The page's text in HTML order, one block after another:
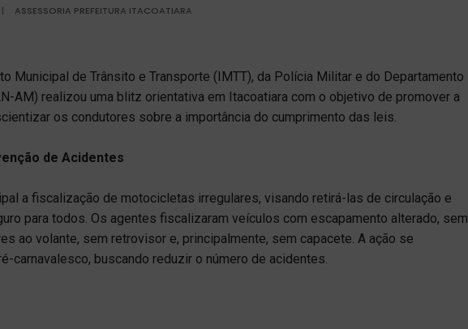
| ASSESSORIA PREFEITURA ITACOATIARA
Municipal de Trânsito e Transporte (IMTT), da Polícia Militar e do Departamento
AM) realizou uma blitz orientativa em Itacoatiara com o objetivo de promover a
os condutores sobre a importância do cumprimento das leis.
de Acidentes
a fiscalização de motocicletas irregulares, visando retirá-las de circulação e
para todos. Os agentes fiscalizaram veículos com escapamento alterado, sem
ao volante, sem retrovisor e, principalmente, sem capacete. A ação se
carnavalesco, buscando reduzir o número de acidentes.